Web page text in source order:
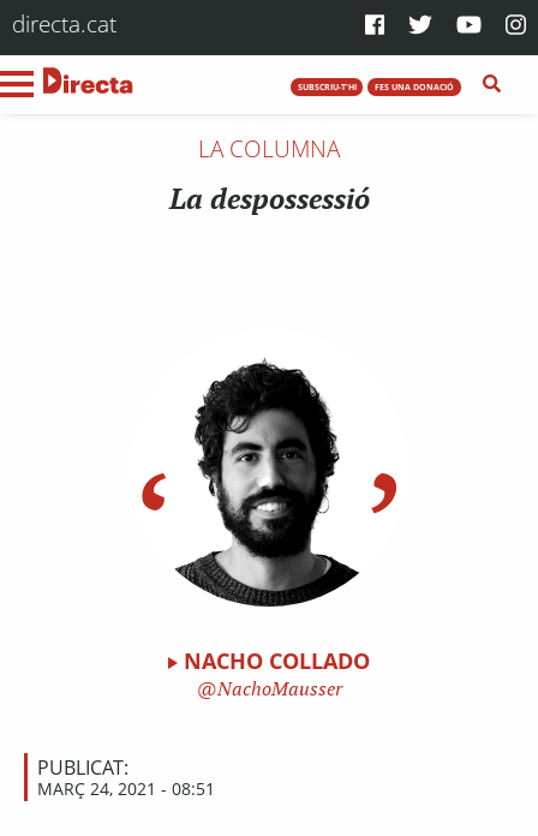
directa.cat
SUBSCRIU-T'HI FES UNA DONACIÓ
LA COLUMNA
La despossessió
NACHO COLLADO
NachoMausser
PUBLICAT:
MARÇ 24, 2021 - 08:51